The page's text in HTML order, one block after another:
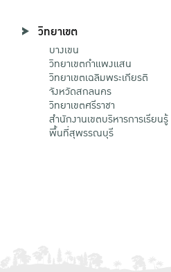
วิทยาเขต
บางเขน
วิทยาเขตกําแพงแสน
วิทยาเขตเฉลิมพระเกียรติ
จังหวัดสกลนคร
วิทยาเขตศรีราชา
สำนักงานเขตบริหารการเรียนรู้
พื้นที่สุพรรณบุรี